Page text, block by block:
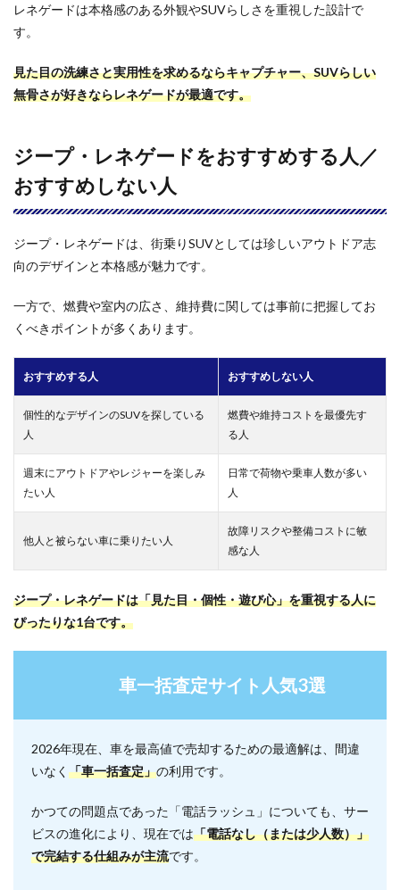
レネゲードは本格感のある外観やSUVらしさを重視した設計で
す。
見た目の洗練さと実用性を求めるならキャプチャー、SUVらしい
無骨さが好きならレネゲードが最適です。
ジープ・レネゲードをおすすめする人／
おすすめしない人
ジープ・レネゲードは、街乗りSUVとしては珍しいアウトドア志
向のデザインと本格感が魅力です。
一方で、燃費や室内の広さ、維持費に関しては事前に把握してお
くべきポイントが多くあります。
おすすめする人 おすすめしない人
個性的なデザインのSUVを探している
人
燃費や維持コストを最優先す
る人
週末にアウトドアやレジャーを楽しみ
たい人
日常で荷物や乗車人数が多い
人
他人と被らない車に乗りたい人
故障リスクや整備コストに敏
感な人
ジープ・レネゲードは「見た目・個性・遊び心」を重視する人に
ぴったりな1台です。
車一括査定サイト人気3選
2026年現在、車を最高値で売却するための最適解は、間違
いなく 「車一括査定」の利用です。
かつての問題点であった「電話ラッシュ」についても、サー
ビスの進化により、現在では「電話なし（または少人数）」
で完結する仕組みが主流です。